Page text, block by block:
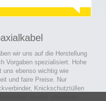
wir uns auf die Herstellung
Vorgaben spezialisiert. Hohe
uns ebenso wichtig wie
und faire Preise. Nur
Knickschutztüllen